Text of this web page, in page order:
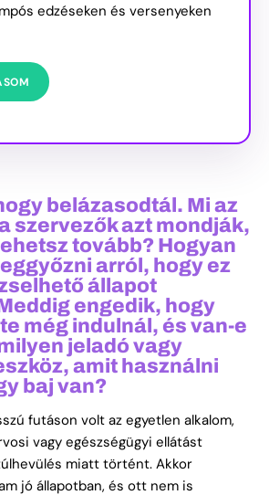
edzéseken és versenyeken
belázasodtál. Mi az
szervezők azt mondják,
tovább? Hogyan
arról, hogy ez
állapot
engedik, hogy
még indulnál, és van-e
jeladó vagy
amit használni
baj van?
futáson volt az egyetlen alkalom,
vagy egészségügyi ellátást
miatt történt. Akkor
jó állapotban, és ott nem is